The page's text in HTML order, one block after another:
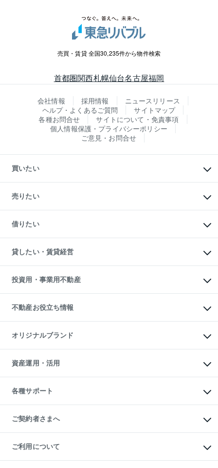
売買・賃貸 全国30,235件から物件検索
首都圏関西札幌仙台名古屋福岡
会社情報 採用情報
ニュースリリース
ヘルプ・よくあるご質問
サイトマップ
各種お問合せ
サイトについて・免責事項
個人情報保護・プライバシーポリシー
ご意見・お問合せ
買いたい
新築・分譲マンションの購入
中古マンションの購入
一戸建ての購入
中古一戸建ての購入
不動産購入の流れ
注目キーワード物件特集
購入ガイド
English 繁体中文簡体中文
売りたい
一戸建ての売却・査定
土地の売却・査定
スピードAI査定
不動産査定について
不動産売却の流れ
不動産買換えの流れ
売却ガイド
借りたい
オフィス・店舗の賃貸
借りるときの流れ
借りるガイド
貸したい・賃貸経営
マンション賃料データ
賃貸管理プラン
リロケーションについて
貸すガイド
投資用・事業用不動産
事業用不動産
マンション投資
投資用マンション
アパート経営
収益物件
ビル購入（ビル一棟）
投資用不動産の売却査定
事業用不動産の売却査定
不動産お役立ち情報
マンションライブラリー
人気マンションランキング
暮らしに役立つ不動産メディア
不動産相場・不動産価格情報
不動産コラム・ニュース
不動産用語集
不動産なんでもネット相談室
住まいの税金
オリジナルブランド
一棟リノベーションマンション
L`GENTE（ルジェンテ）
区分リノベーションマンション
投資用一棟レジデンスWELL
不動産小口投資
LEGACIA（レガシア）
資産運用・活用
不動産M&A
アセットマネジメント・出資
各種サポート
相続サポート
リフォームサポート
ご契約者さまへ
ご紹介・再契約特典
入居者様専用-各種ご案内（賃貸）
東急こすもす会「こすもすWeb」
ご利用について